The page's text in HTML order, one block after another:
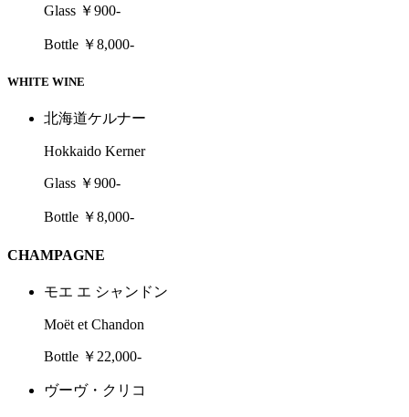
Glass ￥900-
Bottle ￥8,000-
WHITE WINE
北海道ケルナー
Hokkaido Kerner
Glass ￥900-
Bottle ￥8,000-
CHAMPAGNE
モエ エ シャンドン
Moët et Chandon
Bottle ￥22,000-
ヴーヴ・クリコ